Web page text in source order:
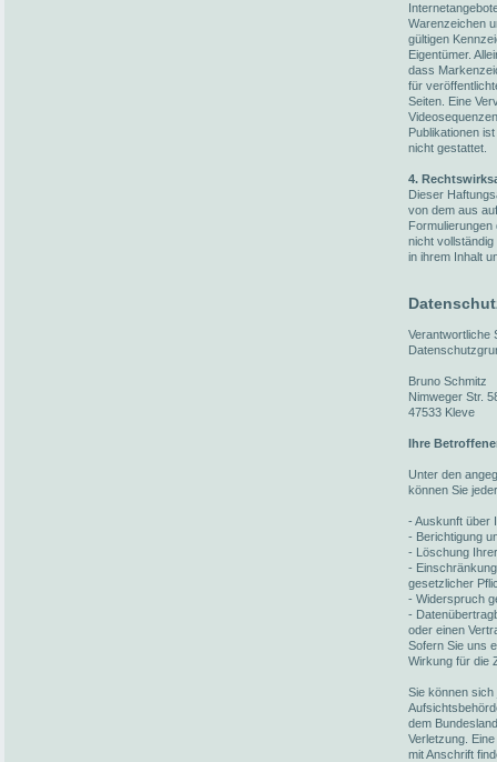
Warenzeichen
gültigen
Eigentümer.
dass
für
Seiten. Eine
Publikationen
nicht gestattet.
4.
Dieser
von dem aus
nicht
in ihrem Inhalt
Verantwortliche
Bruno Schmitz
Nimweger Str.
47533 Kleve
Ihre
Unter den
können Sie
- Auskunft über
- Berichtigung
- Löschung
-
gesetzlicher
- Widerspruch
-
oder einen
Sofern Sie uns
Wirkung für die
Sie können
dem
Verletzung.
mit Anschrift